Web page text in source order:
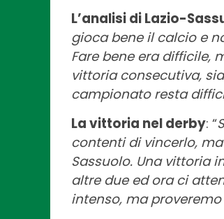
L’analisi di Lazio-
gioca bene il calcio e
Fare bene era difficile,
vittoria consecutiva,
campionato resta
La vittoria nel derby: “
contenti di vincerlo,
Sassuolo. Una vittoria
altre due ed ora ci
intenso, ma